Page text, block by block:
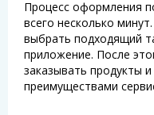
Процесс оформления
всего несколько
выбрать подходящий
приложение. После
заказывать продукты
преимуществами